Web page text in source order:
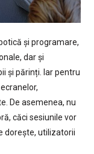
și programare,
dar și
și părinți. Iar pentru
De asemenea, nu
căci sesiunile vor
dorește, utilizatorii